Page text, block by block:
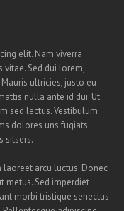
elit. Nam viverra
Sed dui lorem,
ultricies, justo eu
nulla ante id dui. Ut
sed lectus. Vestibulum
dolores uns fugiats
sitsers.
arcu luctus. Donec
metus. Sed imperdiet
morbi tristique senectus